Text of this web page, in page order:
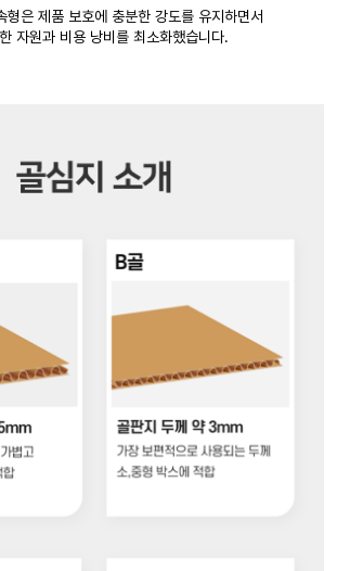
형은 제품 보호에 충분한 강도를 유지하면서
자원과 비용 낭비를 최소화했습니다.